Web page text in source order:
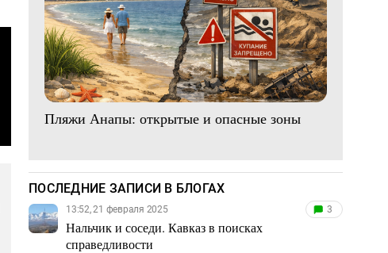
Пляжи Анапы: открытые и опасные зоны
ПОСЛЕДНИЕ ЗАПИСИ В БЛОГАХ
13:52, 21 февраля 2025
Нальчик и соседи. Кавказ в поисках
справедливости
3